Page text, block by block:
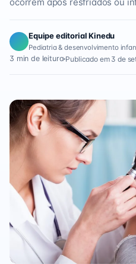
Equipe editorial Kinedu
Pediatria & desenvolvimento
3 min de leitura Publicado em 3 de